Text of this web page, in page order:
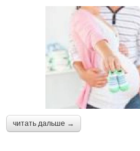
читать дальше →